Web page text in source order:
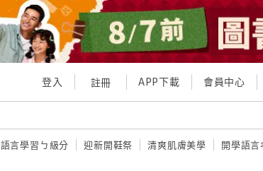
登入 註冊 APP下載 會員中心
語言學習ㄅ級分 迎新開鞋祭 清爽肌膚美學 開學語